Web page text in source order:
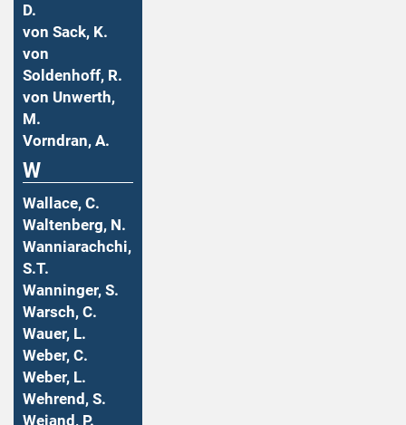
D.
von Sack, K.
von
Soldenhoff, R.
von Unwerth,
M.
Vorndran, A.
W
Wallace, C.
Waltenberg, N.
Wanniarachchi,
S.T.
Wanninger, S.
Warsch, C.
Wauer, L.
Weber, C.
Weber, L.
Wehrend, S.
Weiand, P.